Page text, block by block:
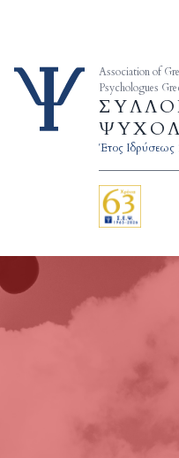
Association of
Psychologues
Έτος Ιδρύσεως